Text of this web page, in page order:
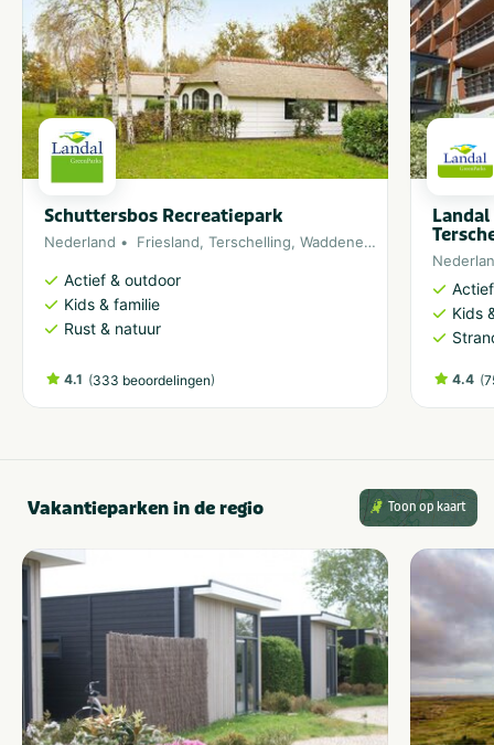
Schuttersbos Recreatiepark
Nederland Friesland, Terschelling, Waddeneiland Noordzee
Actief & outdoor
Kids & familie
Rust & natuur
4.1 (333 beoordelingen)
Kids
4.4 (
Vakantieparken in de regio Toon op kaart